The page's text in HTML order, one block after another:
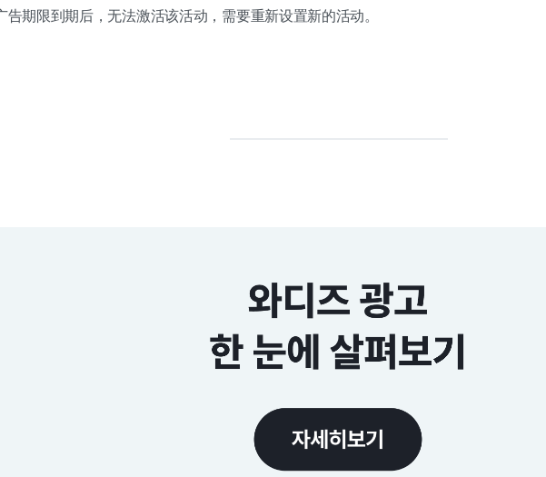
告期限到期后，无法激活该活动，需要重新设置新的活动。